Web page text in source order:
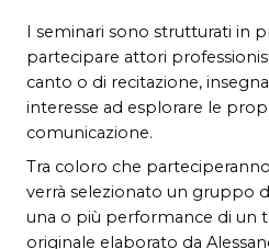
I seminari sono strutturati in
partecipare attori
canto o di recitazione,
interesse ad esplorare le
comunicazione.
Tra coloro che
verrà selezionato un gruppo
una o più performance di un
originale elaborato da